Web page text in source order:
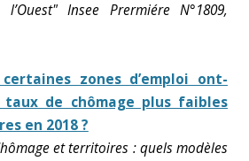
Insee Prermiére N°1809,
certaines zones d’emploi ont-
taux de chômage plus faibles
en 2018 ?
et territoires : quels modèles